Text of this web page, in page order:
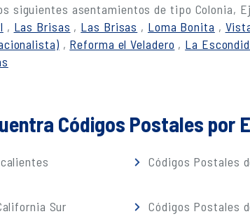
siguientes asentamientos de tipo Colonia,
, Las Brisas , Las Brisas , Loma Bonita ,
, Reforma el Veladero , La
Códigos Postales por
Códigos Postales
Sur Códigos Postales